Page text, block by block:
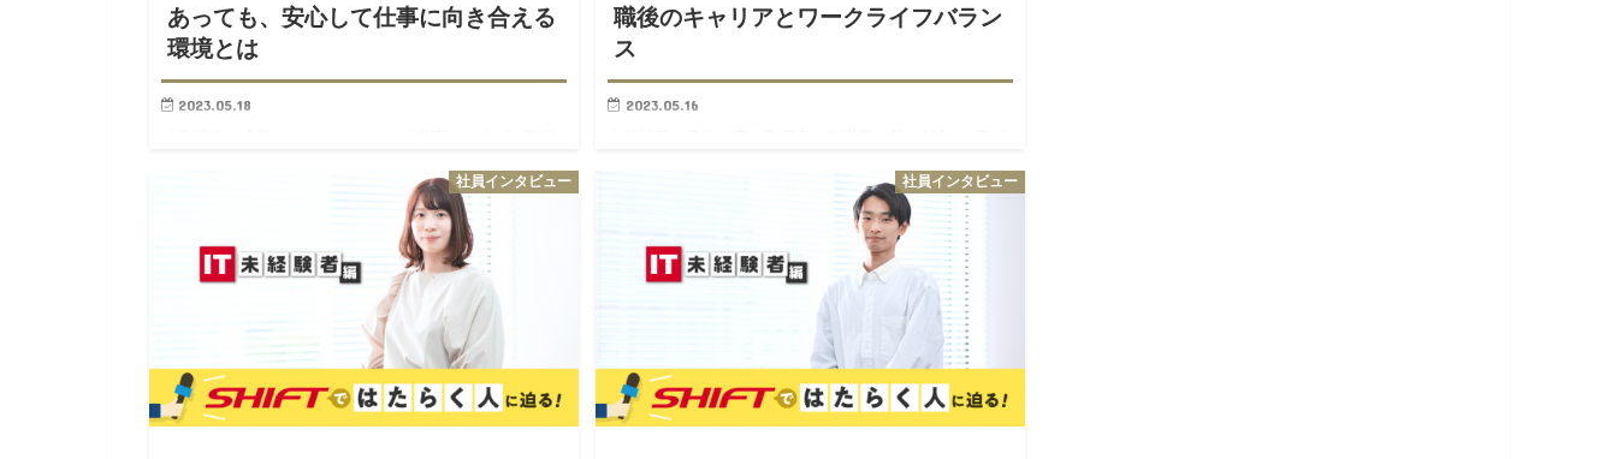
あっても、安心して仕事に向き合える
環境とは
2023.05.18
ら、少しずつギアをあげていきたい」 「子育ての真った
だ中。現状維持を大事にしながら働きたい」 従業員一人
ひとりが望む成…
職後のキャリアとワークライフバラン
ス
2023.05.16
でキャリアを重ねる社員の想いや経験に迫ります！ 加山
株式会社SHIFT サービス&テクノロジー本部 …
社員インタビュー 社員インタビュー